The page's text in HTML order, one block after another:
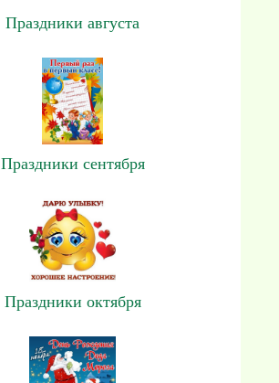
Праздники августа
Праздники сентября
Праздники октября